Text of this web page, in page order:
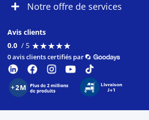
Notre offre de services
Avis clients
0.0 / 5 ★★★★★
★★★★★
0 avis clients certifiés par